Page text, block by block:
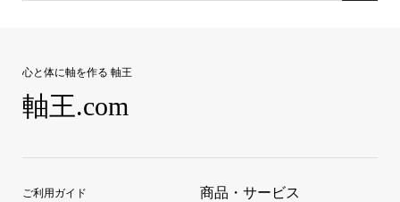
心と体に軸を作る 軸王
軸王.com
ご利用ガイド 商品・サービス